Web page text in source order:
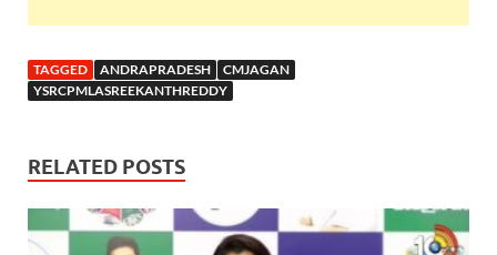
TAGGED ANDRAPRADESH
CMJAGAN
YSRCPMLASREEKANTHREDDY
RELATED POSTS